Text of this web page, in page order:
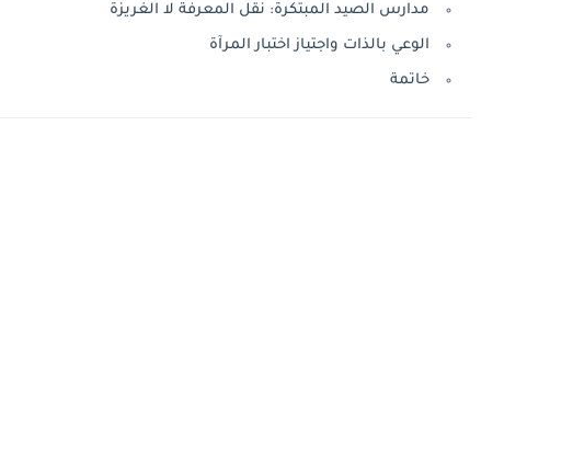
مدارس الصيد المبتكرة: نقل المعرفة لا الغريزة
الوعي بالذات واجتياز اختبار المرآة
خاتمة